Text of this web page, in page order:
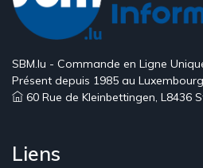
SBM.lu - Commande en Ligne
Présent depuis 1985 au Luxembourg
60 Rue de Kleinbettingen, L8436
Liens